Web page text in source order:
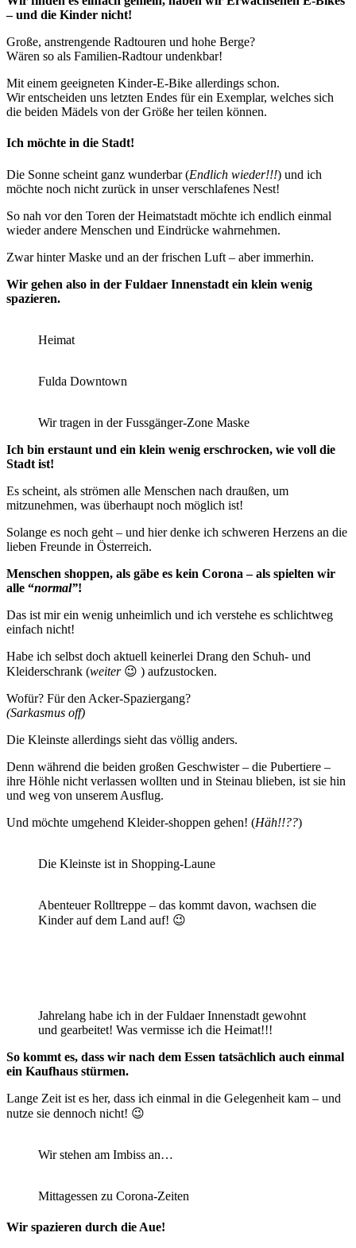
– und die Kinder nicht!
Große, anstrengende Radtouren und hohe Berge?
Wären so als Familien-Radtour undenkbar!
Mit einem geeigneten Kinder-E-Bike allerdings schon.
Wir entscheiden uns letzten Endes für ein Exemplar, welches sich
die beiden Mädels von der Größe her teilen können.
Ich möchte in die Stadt!
Die Sonne scheint ganz wunderbar (Endlich wieder!!!) und ich
möchte noch nicht zurück in unser verschlafenes Nest!
So nah vor den Toren der Heimatstadt möchte ich endlich einmal
wieder andere Menschen und Eindrücke wahrnehmen.
Zwar hinter Maske und an der frischen Luft – aber immerhin.
Wir gehen also in der Fuldaer Innenstadt ein klein wenig
spazieren.
Heimat
Fulda Downtown
Wir tragen in der Fussgänger-Zone Maske
Ich bin erstaunt und ein klein wenig erschrocken, wie voll die
Stadt ist!
Es scheint, als strömen alle Menschen nach draußen, um
mitzunehmen, was überhaupt noch möglich ist!
Solange es noch geht – und hier denke ich schweren Herzens an die
lieben Freunde in Österreich.
Menschen shoppen, als gäbe es kein Corona – als spielten wir
alle “normal”!
Das ist mir ein wenig unheimlich und ich verstehe es schlichtweg
einfach nicht!
Habe ich selbst doch aktuell keinerlei Drang den Schuh- und
Kleiderschrank (weiter😉 ) aufzustocken.
Wofür? Für den Acker-Spaziergang?
(Sarkasmus off)
Die Kleinste allerdings sieht das völlig anders.
Denn während die beiden großen Geschwister – die Pubertiere –
ihre Höhle nicht verlassen wollten und in Steinau blieben, ist sie hin
und weg von unserem Ausflug.
Und möchte umgehend Kleider-shoppen gehen! (Häh!!??)
Die Kleinste ist in Shopping-Laune
Abenteuer Rolltreppe – das kommt davon, wachsen die
Kinder auf dem Land auf! 😉
Jahrelang habe ich in der Fuldaer Innenstadt gewohnt
und gearbeitet! Was vermisse ich die Heimat!!!
So kommt es, dass wir nach dem Essen tatsächlich auch einmal
ein Kaufhaus stürmen.
Lange Zeit ist es her, dass ich einmal in die Gelegenheit kam – und
nutze sie dennoch nicht! 😉
Wir stehen am Imbiss an…
Mittagessen zu Corona-Zeiten
Wir spazieren durch die Aue!